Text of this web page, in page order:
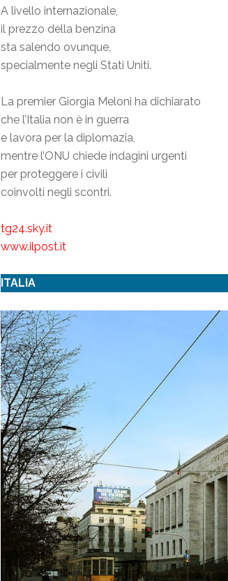
A livello internazionale,
il prezzo della benzina
sta salendo ovunque,
specialmente negli Stati Uniti.
La premier Giorgia Meloni ha dichiarato
che l’Italia non è in guerra
e lavora per la diplomazia,
mentre l’ONU chiede indagini urgenti
per proteggere i civili
coinvolti negli scontri.
tg24.sky.it
www.ilpost.it
ITALIA